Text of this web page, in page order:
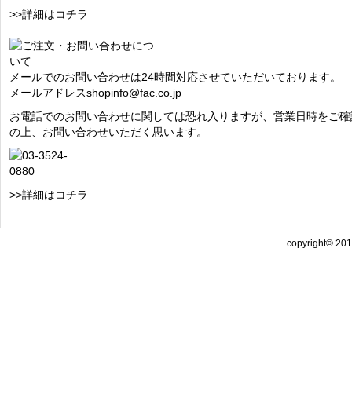
>>詳細はコチラ
メールでのお問い合わせは24時間対応させていただいております。
メールアドレスshopinfo@fac.co.jp
お電話でのお問い合わせに関しては恐れ入りますが、営業日時をご
の上、お問い合わせいただく思います。
>>詳細はコチラ
copyright©